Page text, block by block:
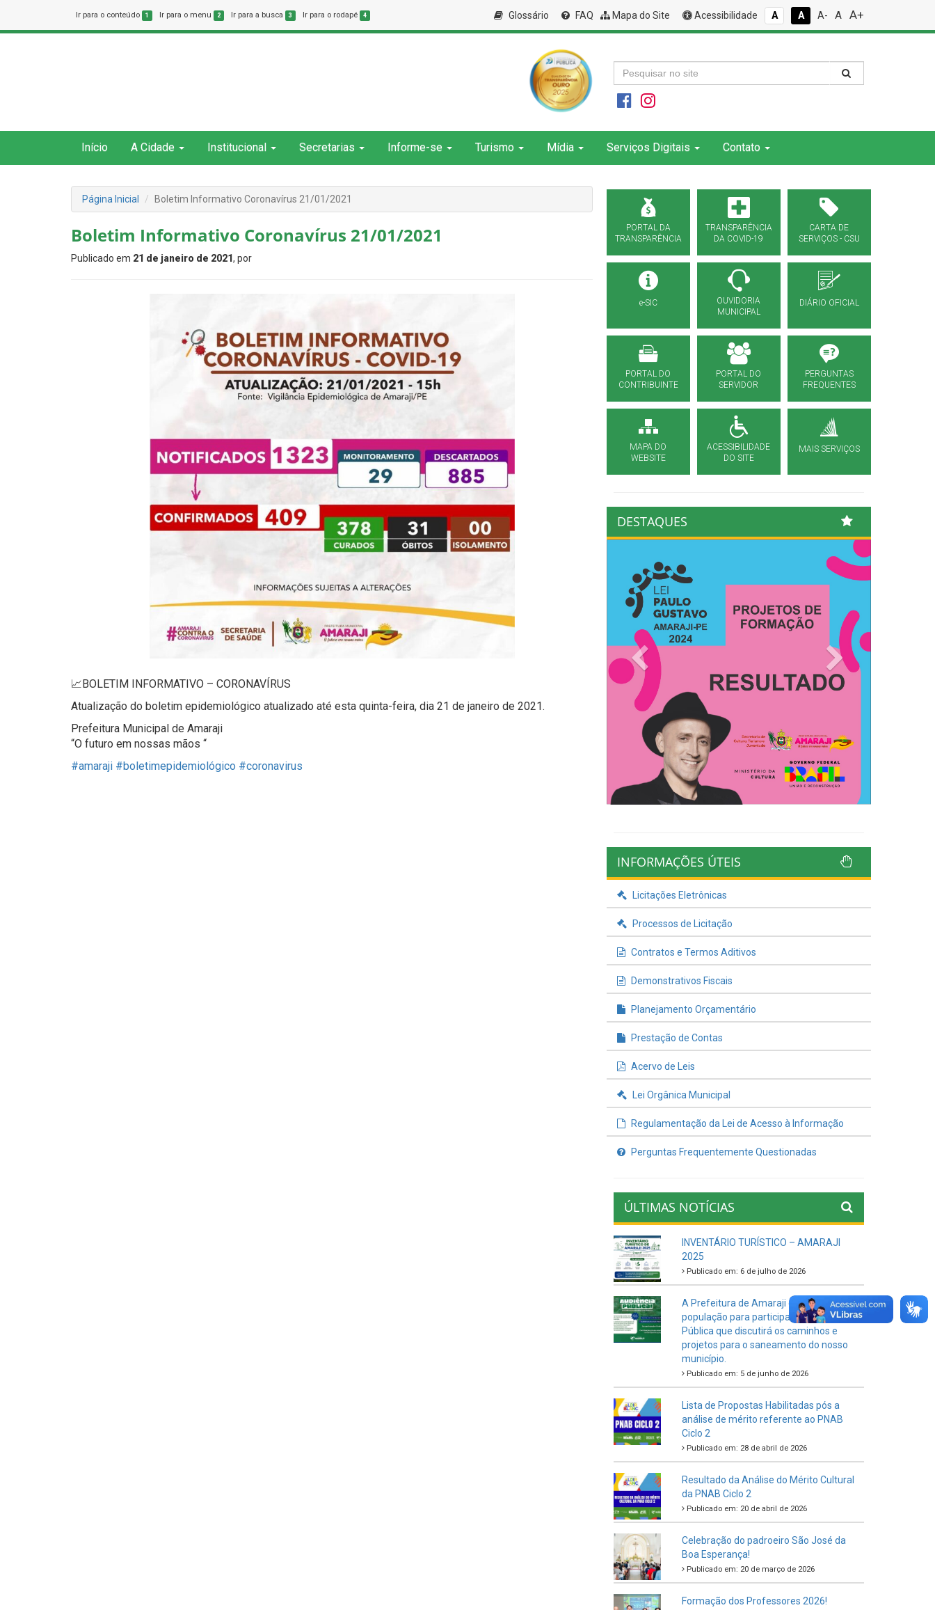
Ir para o conteúdo 1 Ir para o menu 2 Ir para a busca 3 Ir para o rodapé 4 Glossário FAQ Mapa do Site Acessibilidade A A A- A A+
Início A Cidade Institucional Secretarias Informe-se Turismo Mídia Serviços Digitais Contato
Página Inicial Boletim Informativo Coronavírus 21/01/2021
Boletim Informativo Coronavírus 21/01/2021
Publicado em 21 de janeiro de 2021, por
📈BOLETIM INFORMATIVO – CORONAVÍRUS
Atualização do boletim epidemiológico atualizado até esta quinta-feira, dia 21 de janeiro de 2021.
Prefeitura Municipal de Amaraji
“O futuro em nossas mãos “
#amaraji #boletimepidemiológico #coronavirus
PORTAL DA
TRANSPARÊNCIA
TRANSPARÊNCIA
DA COVID-19
CARTA DE
SERVIÇOS - CSU
e-SIC
OUVIDORIA
MUNICIPAL
DIÁRIO OFICIAL
PORTAL DO
CONTRIBUINTE
PORTAL DO
SERVIDOR
PERGUNTAS
FREQUENTES
MAPA DO
WEBSITE
ACESSIBILIDADE
DO SITE
MAIS SERVIÇOS
DESTAQUES
Previous Next
INFORMAÇÕES ÚTEIS
Licitações Eletrônicas
Processos de Licitação
Contratos e Termos Aditivos
Demonstrativos Fiscais
Planejamento Orçamentário
Prestação de Contas
Acervo de Leis
Lei Orgânica Municipal
Regulamentação da Lei de Acesso à Informação
Perguntas Frequentemente Questionadas
ÚLTIMAS NOTÍCIAS
INVENTÁRIO TURÍSTICO – AMARAJI
2025
Publicado em: 6 de julho de 2026
A Prefeitura de Amaraji convida toda a
população para participar da Audiência
Pública que discutirá os caminhos e
projetos para o saneamento do nosso
município.
Publicado em: 5 de junho de 2026
Lista de Propostas Habilitadas pós a
análise de mérito referente ao PNAB
Ciclo 2
Publicado em: 28 de abril de 2026
Resultado da Análise do Mérito Cultural
da PNAB Ciclo 2
Publicado em: 20 de abril de 2026
Celebração do padroeiro São José da
Boa Esperança!
Publicado em: 20 de março de 2026
Formação dos Professores 2026!